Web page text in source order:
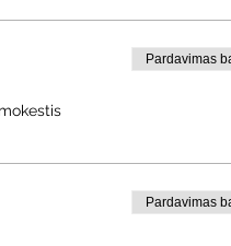
Pardavimas
Pardavimas